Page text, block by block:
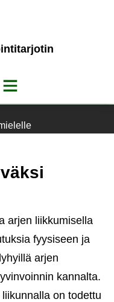
arjen liikkumisella
fyysiseen ja
arjen
kannalta.
on todettu